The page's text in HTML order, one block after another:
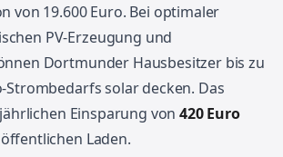
von 19.600 Euro. Bei optimaler
PV-Erzeugung und
Dortmunder Hausbesitzer bis zu
Strombedarfs solar decken. Das
Einsparung von420 Euro
Laden.